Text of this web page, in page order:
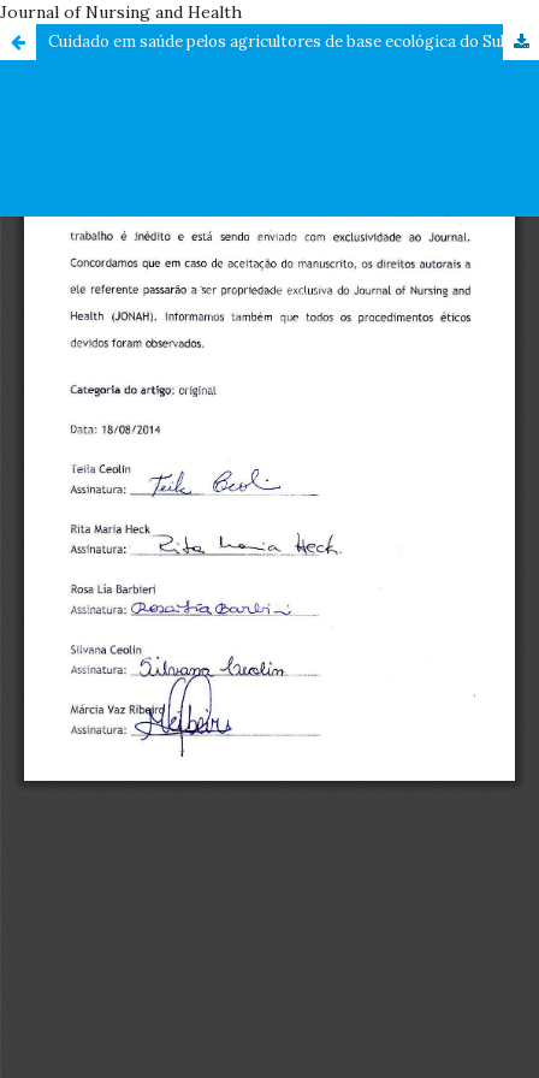
Journal of Nursing and Health
Cuidado em saúde pelos agricultores de base ecológica do Sul do Brasil